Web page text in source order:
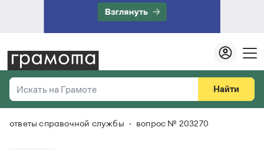
Искать на Грамоте
Справочная служба
Найти
Везде
ответы справочной службы вопрос № 203270